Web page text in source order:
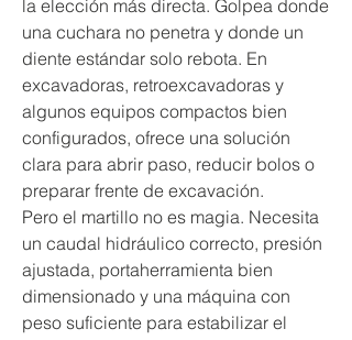
la elección más directa. Golpea donde
una cuchara no penetra y donde un
diente estándar solo rebota. En
excavadoras, retroexcavadoras y
algunos equipos compactos bien
configurados, ofrece una solución
clara para abrir paso, reducir bolos o
preparar frente de excavación.
Pero el martillo no es magia. Necesita
un caudal hidráulico correcto, presión
ajustada, portaherramienta bien
dimensionado y una máquina con
peso suficiente para estabilizar el